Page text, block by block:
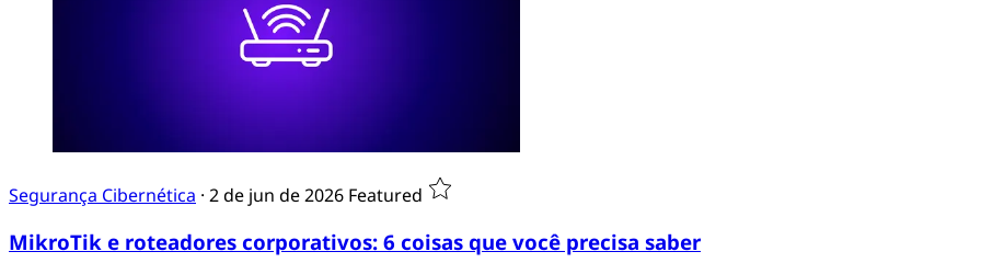
Segurança Cibernética · 2 de jun de 2026 Featured
MikroTik e roteadores corporativos: 6 coisas que você precisa saber